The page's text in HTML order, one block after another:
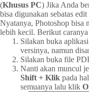
(Khusus PC) Jika Anda
bisa digunakan sebatas
Nyatanya, Photoshop bisa
lebih kecil. Berikut caranya
Silakan buka
versinya, namun
Silakan buka file
Nanti akan muncul
Shift + Klik pada
semuanya lalu klik